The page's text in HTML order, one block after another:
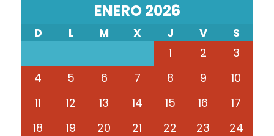
ENERO 2026
D L M X J V
S
1
2
3
4
5 6 7 8 9
10
11
12 13 14 15 16
17
18
19 20 21 22 23
24